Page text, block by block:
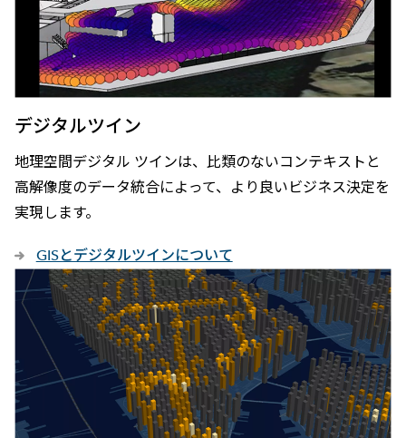
デジタルツイン
地理空間デジタル ツインは、比類のないコンテキストと
高解像度のデータ統合によって、より良いビジネス決定を
実現します。
GISとデジタルツインについて